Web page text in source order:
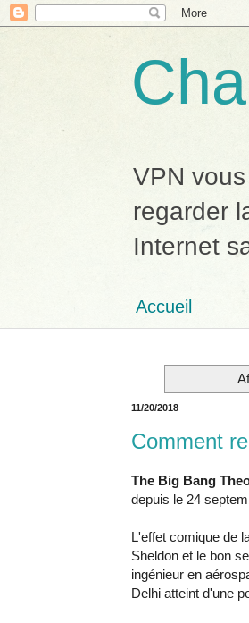
VPN
regarder
Internet
Accueil
11/20/2018
Comment
The Big Bang
depuis le 24
L'effet comique de
Sheldon et le bon
ingénieur en
Delhi atteint d'une